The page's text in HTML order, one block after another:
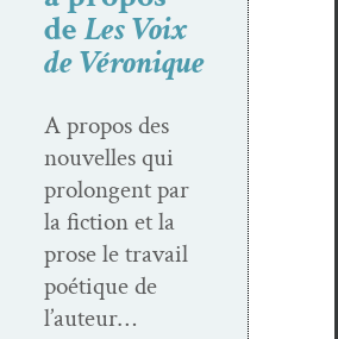
deLes Voix
de Véronique
A pro­pos des
nou­velles qui
pro­lon­gent par
la fic­tion et la
prose le tra­vail
poé­tique de
l’auteur…